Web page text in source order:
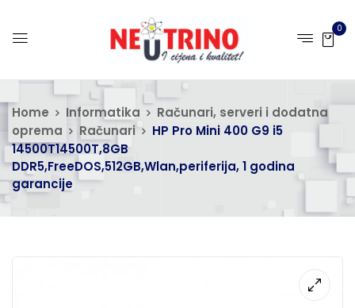
0
Home Informatika
Računari, serveri i dodatna
oprema
Računari
HP Pro Mini 400 G9 i5
14500T14500T,8GB
DDR5,FreeDOS,512GB,Wlan,periferija, 1 godina
garancije